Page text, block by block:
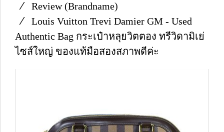
Review (Brandname)
Louis Vuitton Trevi Damier GM - Used
Authentic Bag กระเป๋าหลุยวิตตอง ทรีวิดามิเย่
ไซส์ใหญ่ ของแท้มือสองสภาพดีค่ะ